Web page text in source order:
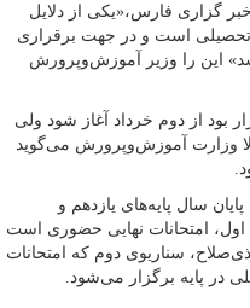
گزاری فارس،«یکی از دلایل
تحصیلی است و در جهت برقراری
این را وزیر آموزش‌وپرورش
بود از دوم خرداد آغاز شود ولی
وزارت آموزش‌وپرورش می‌گوید
سال پایه‌های یازدهم و
امتحانات نهایی حضوری است
سناریوی دوم که امتحانات
در پایه برگزار می‌شود.